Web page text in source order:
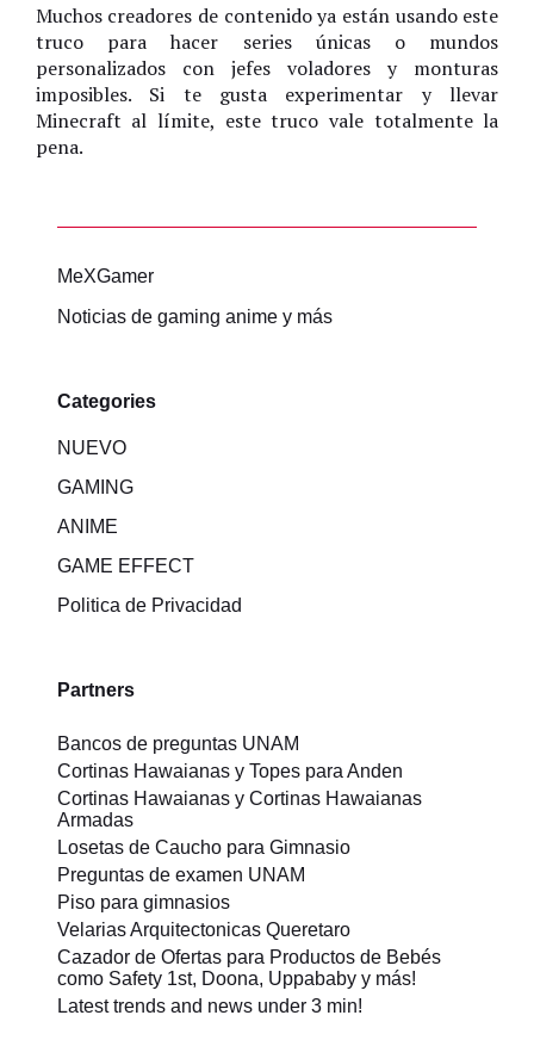
Muchos creadores de contenido ya están usando este
truco para hacer series únicas o mundos
personalizados con jefes voladores y monturas
imposibles. Si te gusta experimentar y llevar
Minecraft al límite, este truco vale totalmente la
pena.
MeXGamer
Noticias de gaming anime y más
Categories
NUEVO
GAMING
ANIME
GAME EFFECT
Politica de Privacidad
Partners
Bancos de preguntas UNAM
Cortinas Hawaianas y Topes para Anden
Cortinas Hawaianas y Cortinas Hawaianas
Armadas
Losetas de Caucho para Gimnasio
Preguntas de examen UNAM
Piso para gimnasios
Velarias Arquitectonicas Queretaro
Cazador de Ofertas para Productos de Bebés
como Safety 1st, Doona, Uppababy y más!
Latest trends and news under 3 min!